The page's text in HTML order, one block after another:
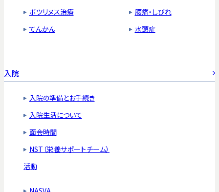
ボツリヌス治療
てんかん
腰痛・しびれ
水頭症
入院
入院の準備とお手続き
入院生活について
面会時間
NST（栄養サポートチーム）
活動